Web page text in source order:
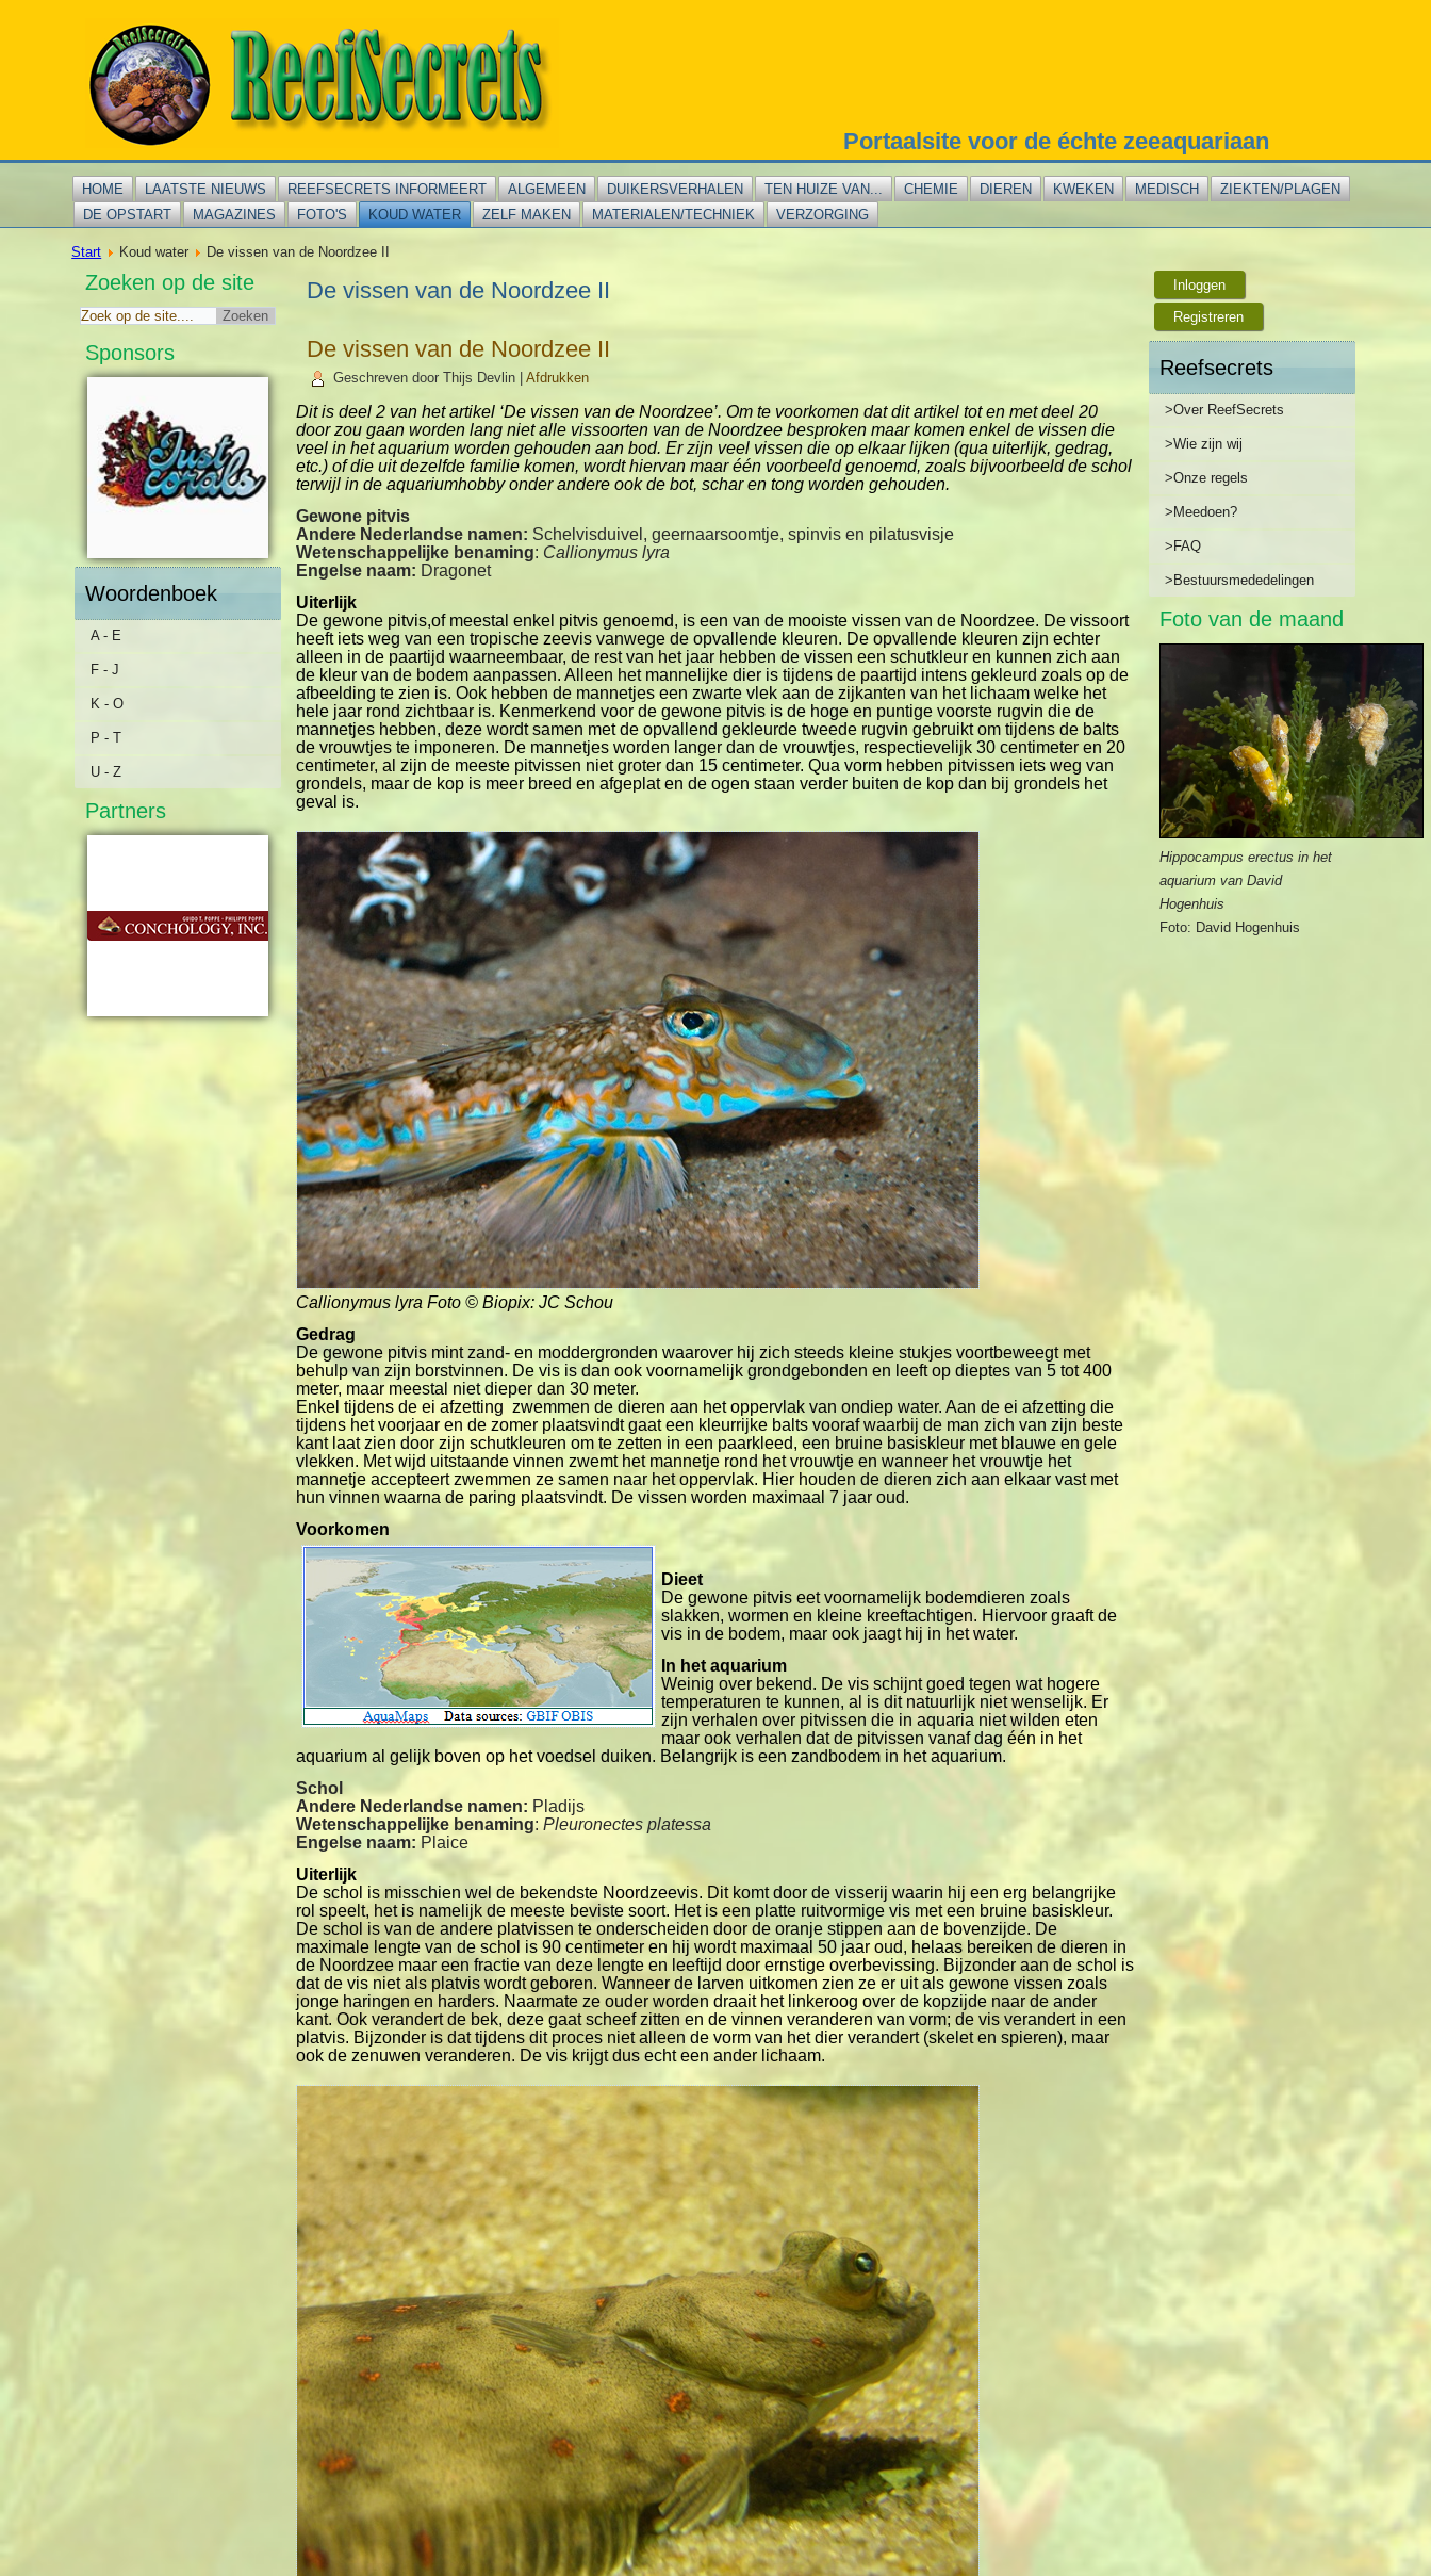
Portaalsite voor de échte zeeaquariaan
HOME LAATSTE NIEUWS REEFSECRETS INFORMEERT ALGEMEEN DUIKERSVERHALEN TEN HUIZE VAN... CHEMIE DIEREN KWEKEN MEDISCH
ZIEKTEN/PLAGEN
DE OPSTART
MAGAZINES FOTO'S KOUD WATER ZELF MAKEN MATERIALEN/TECHNIEK VERZORGING
Start Koud water De vissen van de Noordzee II
Zoeken op de site
Sponsors
Woordenboek
A - E
F - J
K - O
P - T
U - Z
Partners
De vissen van de Noordzee II
De vissen van de Noordzee II
Geschreven door Thijs Devlin |Afdrukken
Dit is deel 2 van het artikel ‘De vissen van de Noordzee’. Om te voorkomen dat dit artikel tot en met deel 20
door zou gaan worden lang niet alle vissoorten van de Noordzee besproken maar komen enkel de vissen die
veel in het aquarium worden gehouden aan bod. Er zijn veel vissen die op elkaar lijken (qua uiterlijk, gedrag,
etc.) of die uit dezelfde familie komen, wordt hiervan maar één voorbeeld genoemd, zoals bijvoorbeeld de schol
terwijl in de aquariumhobby onder andere ook de bot, schar en tong worden gehouden.
Gewone pitvis
Andere Nederlandse namen: Schelvisduivel, geernaarsoomtje, spinvis en pilatusvisje
Wetenschappelijke benaming: Callionymus lyra
Engelse naam: Dragonet
Uiterlijk
De gewone pitvis,of meestal enkel pitvis genoemd, is een van de mooiste vissen van de Noordzee. De vissoort
heeft iets weg van een tropische zeevis vanwege de opvallende kleuren. De opvallende kleuren zijn echter
alleen in de paartijd waarneembaar, de rest van het jaar hebben de vissen een schutkleur en kunnen zich aan
de kleur van de bodem aanpassen. Alleen het mannelijke dier is tijdens de paartijd intens gekleurd zoals op de
afbeelding te zien is. Ook hebben de mannetjes een zwarte vlek aan de zijkanten van het lichaam welke het
hele jaar rond zichtbaar is. Kenmerkend voor de gewone pitvis is de hoge en puntige voorste rugvin die de
mannetjes hebben, deze wordt samen met de opvallend gekleurde tweede rugvin gebruikt om tijdens de balts
de vrouwtjes te imponeren. De mannetjes worden langer dan de vrouwtjes, respectievelijk 30 centimeter en 20
centimeter, al zijn de meeste pitvissen niet groter dan 15 centimeter. Qua vorm hebben pitvissen iets weg van
grondels, maar de kop is meer breed en afgeplat en de ogen staan verder buiten de kop dan bij grondels het
geval is.
Callionymus lyraFoto © Biopix: JC Schou
Gedrag
De gewone pitvis mint zand- en moddergronden waarover hij zich steeds kleine stukjes voortbeweegt met
behulp van zijn borstvinnen. De vis is dan ook voornamelijk grondgebonden en leeft op dieptes van 5 tot 400
meter, maar meestal niet dieper dan 30 meter.
Enkel tijdens de ei afzetting zwemmen de dieren aan het oppervlak van ondiep water. Aan de ei afzetting die
tijdens het voorjaar en de zomer plaatsvindt gaat een kleurrijke balts vooraf waarbij de man zich van zijn beste
kant laat zien door zijn schutkleuren om te zetten in een paarkleed, een bruine basiskleur met blauwe en gele
vlekken. Met wijd uitstaande vinnen zwemt het mannetje rond het vrouwtje en wanneer het vrouwtje het
mannetje accepteert zwemmen ze samen naar het oppervlak. Hier houden de dieren zich aan elkaar vast met
hun vinnen waarna de paring plaatsvindt. De vissen worden maximaal 7 jaar oud.
Voorkomen
Dieet
De gewone pitvis eet voornamelijk bodemdieren zoals
slakken, wormen en kleine kreeftachtigen. Hiervoor graaft de
vis in de bodem, maar ook jaagt hij in het water.
In het aquarium
Weinig over bekend. De vis schijnt goed tegen wat hogere
temperaturen te kunnen, al is dit natuurlijk niet wenselijk. Er
zijn verhalen over pitvissen die in aquaria niet wilden eten
maar ook verhalen dat de pitvissen vanaf dag één in het
aquarium al gelijk boven op het voedsel duiken. Belangrijk is een zandbodem in het aquarium.
Schol
Andere Nederlandse namen: Pladijs
Wetenschappelijke benaming: Pleuronectes platessa
Engelse naam: Plaice
Uiterlijk
De schol is misschien wel de bekendste Noordzeevis. Dit komt door de visserij waarin hij een erg belangrijke
rol speelt, het is namelijk de meeste beviste soort. Het is een platte ruitvormige vis met een bruine basiskleur.
De schol is van de andere platvissen te onderscheiden door de oranje stippen aan de bovenzijde. De
maximale lengte van de schol is 90 centimeter en hij wordt maximaal 50 jaar oud, helaas bereiken de dieren in
de Noordzee maar een fractie van deze lengte en leeftijd door ernstige overbevissing. Bijzonder aan de schol is
dat de vis niet als platvis wordt geboren. Wanneer de larven uitkomen zien ze er uit als gewone vissen zoals
jonge haringen en harders. Naarmate ze ouder worden draait het linkeroog over de kopzijde naar de ander
kant. Ook verandert de bek, deze gaat scheef zitten en de vinnen veranderen van vorm; de vis verandert in een
platvis. Bijzonder is dat tijdens dit proces niet alleen de vorm van het dier verandert (skelet en spieren), maar
ook de zenuwen veranderen. De vis krijgt dus echt een ander lichaam.
Inloggen
Registreren
Reefsecrets
>Over ReefSecrets
>Wie zijn wij
>Onze regels
>Meedoen?
>FAQ
>Bestuursmededelingen
Foto van de maand
Hippocampus erectus in het
aquarium van David
Hogenhuis
Foto: David Hogenhuis